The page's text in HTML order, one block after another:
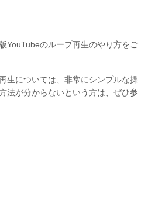
YouTubeのループ再生のやり方をご
生については、非常にシンプルな操
法が分からないという方は、ぜひ参